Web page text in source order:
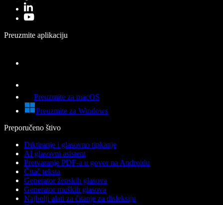
Preuzmite aplikaciju
Preuzmite za macOS
Preuzmite za Windows
Preporučeno štivo
Diktiranje i glasovno tipkanje
AI glasovni asistent
Pretvaranje PDF-a u govor na Androidu
Čitač teksta
Generator ženskih glasova
Generator muških glasova
Najbolji alati za čitanje za disleksiju